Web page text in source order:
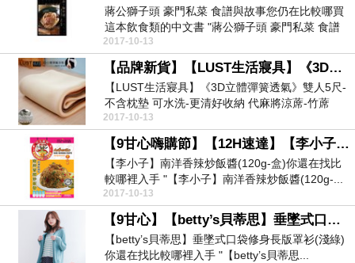
蔣公獅子頭 豪門私菜 食譜與故事您仍在比較哪買
這本飲食類的中文書 "蔣公獅子頭 豪門私菜 食譜
與...
2017-10-13
【品牌新貨】【LUST生活寢具】《3D立體彈簧透氣》雙人5尺-不含枕墊 可水洗-更清好收納 代麻將涼蓆-竹蓆《台灣製》
【LUST生活寢具】《3D立體彈簧透氣》雙人5尺-
不含枕墊 可水洗-更清好收納 代麻將涼蓆-竹蓆
《台...
2017-10-13
【9甘心嗨購節】【12H速達】【李小子】南洋香辣炒飯醬(120g-盒)
【李小子】南洋香辣炒飯醬(120g-盒)你還在找比
較哪裡入手 "【李小子】南洋香辣炒飯醬(120g-...
2017-10-13
【9甘心】【betty’s貝蒂思】垂墜式口袋修身長版罩衫(淺綠)
【betty’s貝蒂思】垂墜式口袋修身長版罩衫(淺綠)
你還在找比較哪裡入手 "【betty’s貝蒂思...